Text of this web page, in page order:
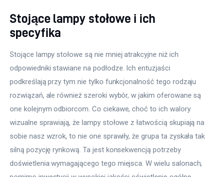
Stojące lampy stołowe i ich
specyfika
Stojące lampy stołowe są nie mniej atrakcyjne niż ich
odpowiedniki stawiane na podłodze. Ich entuzjaści
podkreślają przy tym nie tylko funkcjonalność tego rodzaju
rozwiązań, ale również szeroki wybór, w jakim oferowane są
one kolejnym odbiorcom. Co ciekawe, choć to ich walory
wizualne sprawiają, że lampy stołowe z łatwością skupiają na
sobie nasz wzrok, to nie one sprawiły, że grupa ta zyskała tak
silną pozycję rynkową. Ta jest konsekwencją potrzeby
doświetlenia wymagającego tego miejsca. W wielu salonach,